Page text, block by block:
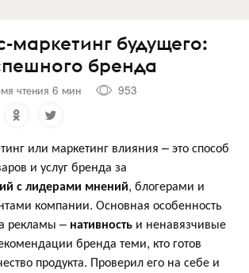
будущего:
бренда
чтения 6 мин
953
или маркетинг влияния – это способ
и услуг бренда за
с лидерами мнений, блогерами и
компании. Основная особенность
рекламы – нативность и ненавязчивые
бренда теми, кто готов
продукта. Проверил его на себе и